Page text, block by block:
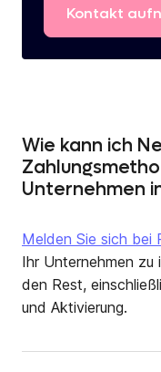
Kontakt
Wie kann ich
Unternehmen
Melden Sie sich bei
Ihr Unternehmen zu
den Rest,
und Aktivierung.